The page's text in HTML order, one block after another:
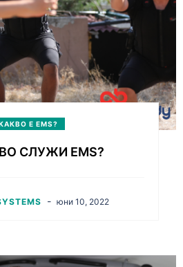
Е EMS?
СЛУЖИ EMS?
- юни 10, 2022